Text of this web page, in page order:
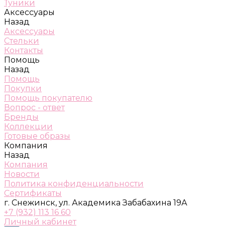
Туники
Аксессуары
Назад
Аксессуары
Стельки
Контакты
Помощь
Назад
Помощь
Покупки
Помощь покупателю
Вопрос - ответ
Бренды
Коллекции
Готовые образы
Компания
Назад
Компания
Новости
Политика конфиденциальности
Сертификаты
г. Снежинск, ул. Академика Забабахина 19А
+7 (932) 113 16 60
Личный кабинет